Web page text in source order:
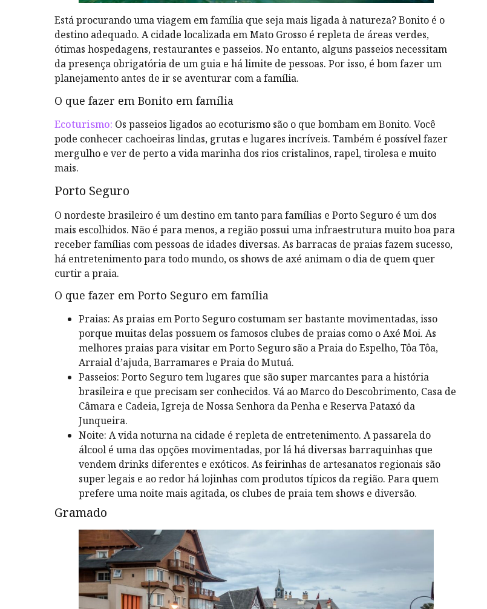
Está procurando uma viagem em família que seja mais ligada à natureza? Bonito é o
destino adequado. A cidade localizada em Mato Grosso é repleta de áreas verdes,
ótimas hospedagens, restaurantes e passeios. No entanto, alguns passeios necessitam
da presença obrigatória de um guia e há limite de pessoas. Por isso, é bom fazer um
planejamento antes de ir se aventurar com a família.
O que fazer em Bonito em família
Ecoturismo: Os passeios ligados ao ecoturismo são o que bombam em Bonito. Você
pode conhecer cachoeiras lindas, grutas e lugares incríveis. Também é possível fazer
mergulho e ver de perto a vida marinha dos rios cristalinos, rapel, tirolesa e muito
mais.
Porto Seguro
O nordeste brasileiro é um destino em tanto para famílias e Porto Seguro é um dos
mais escolhidos. Não é para menos, a região possui uma infraestrutura muito boa para
receber famílias com pessoas de idades diversas. As barracas de praias fazem sucesso,
há entretenimento para todo mundo, os shows de axé animam o dia de quem quer
curtir a praia.
O que fazer em Porto Seguro em família
Praias: As praias em Porto Seguro costumam ser bastante movimentadas, isso
porque muitas delas possuem os famosos clubes de praias como o Axé Moi. As
melhores praias para visitar em Porto Seguro são a Praia do Espelho, Tôa Tôa,
Arraial d’ajuda, Barramares e Praia do Mutuá.
Passeios: Porto Seguro tem lugares que são super marcantes para a história
brasileira e que precisam ser conhecidos. Vá ao Marco do Descobrimento, Casa de
Câmara e Cadeia, Igreja de Nossa Senhora da Penha e Reserva Pataxó da
Junqueira.
Noite: A vida noturna na cidade é repleta de entretenimento. A passarela do
álcool é uma das opções movimentadas, por lá há diversas barraquinhas que
vendem drinks diferentes e exóticos. As feirinhas de artesanatos regionais são
super legais e ao redor há lojinhas com produtos típicos da região. Para quem
prefere uma noite mais agitada, os clubes de praia tem shows e diversão.
Gramado